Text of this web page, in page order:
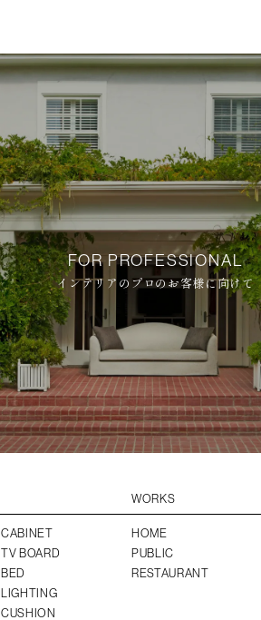
FOR PROFESSIONAL
インテリアのプロのお客様に向けて
CABINET
TV BOARD
BED
LIGHTING
CUSHION
WORKS
HOME
PUBLIC
RESTAURANT